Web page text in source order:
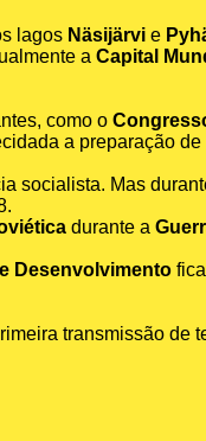
lagos Näsijärvi e
a Capital
como o
a preparação
socialista. Mas
durante a
Desenvolvimento
transmissão de